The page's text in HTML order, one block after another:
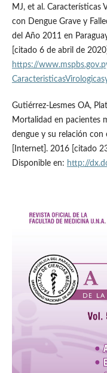
MJ, et al. Características
con Dengue Grave y
del Año 2011 en
[citado 6 de abril de
https://
Gutiérrez-Lesmes OA,
Mortalidad en pacientes
dengue y su relación con
[Internet]. 2016 [citado
Disponible en: http://